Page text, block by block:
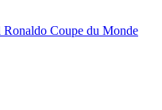
Coupe du Monde